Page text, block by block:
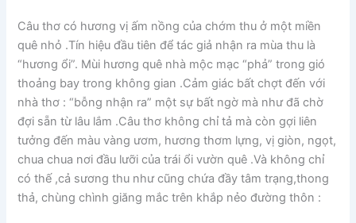
Câu thơ có hương vị ấm nồng của chớm thu ở một miền
quê nhỏ .Tín hiệu đầu tiên để tác giả nhận ra mùa thu là
“hương ổi”. Mùi hương quê nhà mộc mạc “phả” trong gió
thoảng bay trong không gian .Cảm giác bất chợt đến với
nhà thơ : “bỗng nhận ra” một sự bất ngờ mà như đã chờ
đợi sẵn từ lâu lắm .Câu thơ không chỉ tả mà còn gợi liên
tưởng đến màu vàng ươm, hương thơm lựng, vị giòn, ngọt,
chua chua nơi đầu lưỡi của trái ổi vườn quê .Và không chỉ
có thế ,cả sương thu như cũng chứa đầy tâm trạng,thong
thả, chùng chình giăng mắc trên khắp nẻo đường thôn :